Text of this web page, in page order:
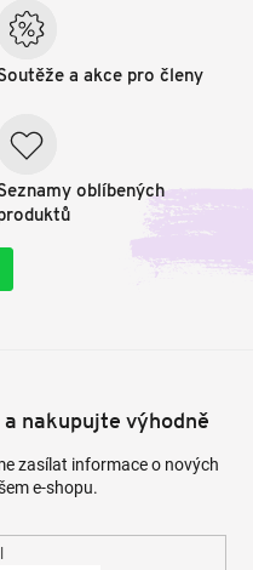
a akce pro členy
oblíbených
nakupujte výhodně
zasílat informace o nových
e-shopu.